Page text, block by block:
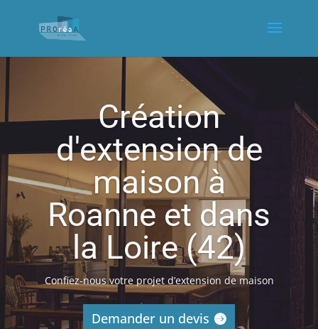
Création
d'extension de
maison à
Roanne et dans
la Loire (42)
Confiez-nous votre projet d’extension de maison
Demander un devis